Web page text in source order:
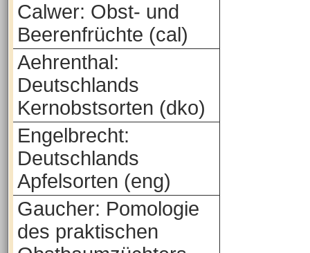
Calwer: Obst- und
Beerenfrüchte (cal)
Aehrenthal:
Deutschlands
Kernobstsorten (dko)
Engelbrecht:
Deutschlands
Apfelsorten (eng)
Gaucher: Pomologie
des praktischen